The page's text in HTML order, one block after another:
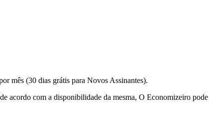
mês (30 dias grátis para Novos Assinantes).
acordo com a disponibilidade da mesma, O Economizeiro